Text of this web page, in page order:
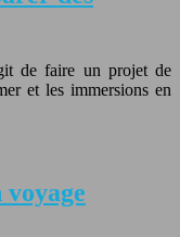
de faire un projet de
et les immersions en